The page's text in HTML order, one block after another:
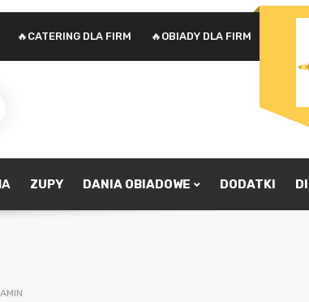
🔥CATERING DLA FIRM 🔥OBIADY DLA FIRM
ZALOGUJ SIĘ
Nie pamiętasz hasła?
ZUPY DANIA OBIADOWE DODATKI